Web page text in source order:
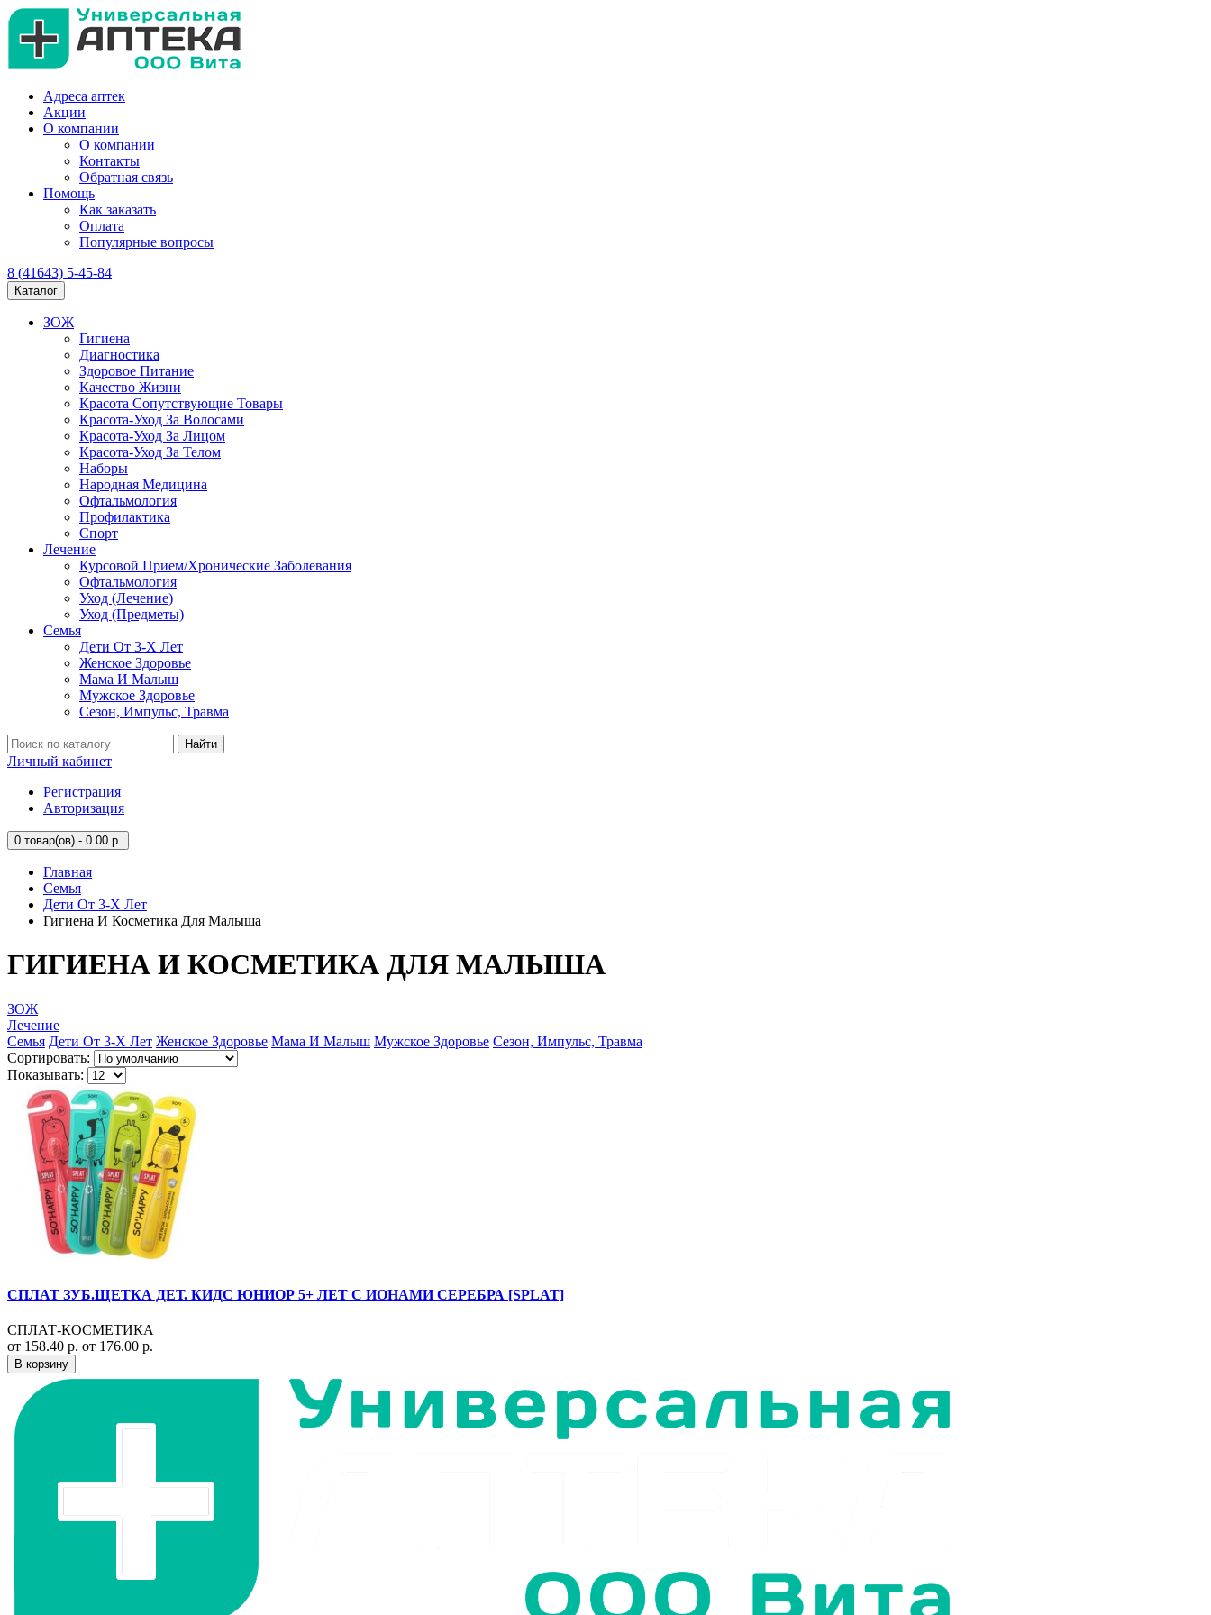
Адреса аптек
Акции
О компании
О компании
Контакты
Обратная связь
Помощь
Как заказать
Оплата
Популярные вопросы
8 (41643) 5-45-84
Каталог
ЗОЖ
Гигиена
Диагностика
Здоровое Питание
Качество Жизни
Красота Сопутствующие Товары
Красота-Уход За Волосами
Красота-Уход За Лицом
Красота-Уход За Телом
Наборы
Народная Медицина
Офтальмология
Профилактика
Спорт
Лечение
Курсовой Прием/Хронические Заболевания
Офтальмология
Уход (Лечение)
Уход (Предметы)
Семья
Дети От 3-Х Лет
Женское Здоровье
Мама И Малыш
Мужское Здоровье
Сезон, Импульс, Травма
Найти
Личный кабинет
Регистрация
Авторизация
0 товар(ов) - 0.00 р.
Главная
Семья
Дети От 3-Х Лет
Гигиена И Косметика Для Малыша
ГИГИЕНА И КОСМЕТИКА ДЛЯ МАЛЫША
ЗОЖ
Лечение
Семья Дети От 3-Х Лет Женское Здоровье Мама И Малыш Мужское Здоровье Сезон, Импульс, Травма
Сортировать:
Показывать:
СПЛАТ ЗУБ.ЩЕТКА ДЕТ. КИДС ЮНИОР 5+ ЛЕТ С ИОНАМИ СЕРЕБРА [SPLAT]
СПЛАТ-КОСМЕТИКА
от 158.40 р. от 176.00 р.
В корзину